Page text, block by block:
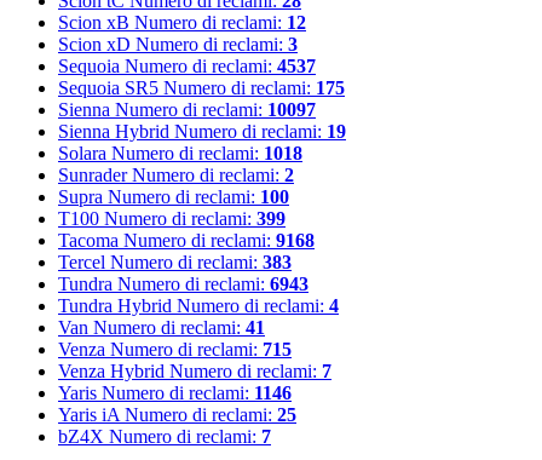
Scion xB Numero di reclami: 12
Scion xD Numero di reclami: 3
Sequoia Numero di reclami: 4537
Sequoia SR5 Numero di reclami: 175
Sienna Numero di reclami: 10097
Sienna Hybrid Numero di reclami: 19
Solara Numero di reclami: 1018
Sunrader Numero di reclami: 2
Supra Numero di reclami: 100
T100 Numero di reclami: 399
Tacoma Numero di reclami: 9168
Tercel Numero di reclami: 383
Tundra Numero di reclami: 6943
Tundra Hybrid Numero di reclami: 4
Van Numero di reclami: 41
Venza Numero di reclami: 715
Venza Hybrid Numero di reclami: 7
Yaris Numero di reclami: 1146
Yaris iA Numero di reclami: 25
bZ4X Numero di reclami: 7